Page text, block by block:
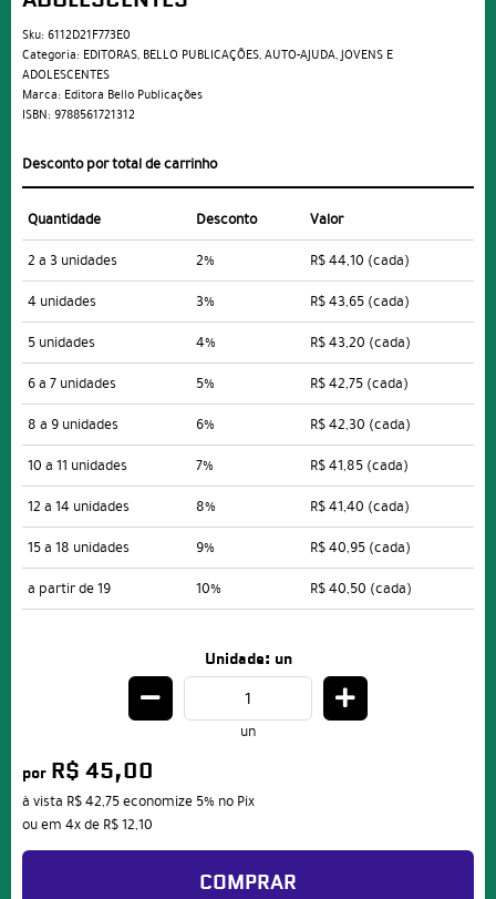
Sku: 6112D21F773E0
Categoria: EDITORAS, BELLO PUBLICAÇÕES,AUTO-AJUDA,JOVENS E
ADOLESCENTES
Marca: Editora Bello Publicações
ISBN: 9788561721312
Desconto por total de carrinho
Quantidade Desconto
Valor
2 a 3 unidades
2% R$ 44,10 (cada)
4 unidades
3% R$ 43,65 (cada)
5 unidades
4% R$ 43,20 (cada)
6 a 7 unidades
5% R$ 42,75 (cada)
8 a 9 unidades
6% R$ 42,30 (cada)
10 a 11 unidades
7% R$ 41,85 (cada)
12 a 14 unidades
8% R$ 41,40 (cada)
15 a 18 unidades
9% R$ 40,95 (cada)
a partir de 19
10% R$ 40,50 (cada)
Unidade: un
un
por R$ 45,00
à vista R$ 42,75economize 5% no Pix
ou em 4xde R$ 12,10
COMPRAR